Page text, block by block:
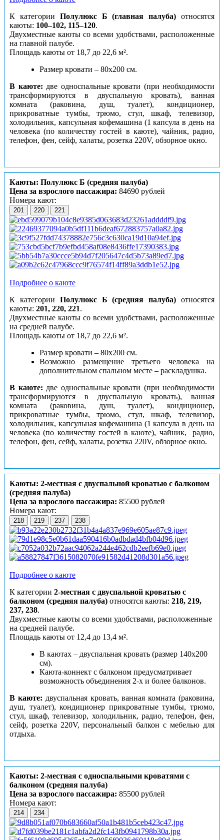
К категории Полулюкс Б (главная палуба)относятся
каюты: 100–102, 115–120.
Двухместные каюты со всеми удобствами, расположенные
на главной палубе.
Площадь каюты от 18,7 до 22,6 м².
Размер кровати – 80х200 см.
В каюте: две односпальные кровати (при необходимости
трансформируются в двуспальную кровать), ванная
комната (раковина, душ, туалет), кондиционер,
прикроватные тумбы, трюмо, стул, шкаф, телевизор,
холодильник, капсульная кофемашина (1 капсула в день на
человека (по количеству гостей в каюте), чайник, радио,
телефон, фен, сейф, халаты, розетка 220V, обзорное окно.
Каюты: Полулюкс Б (средняя палуба)
Цена за взрослого пассажира: 84690 рублей
Номера кают:
201 220 221
Подробнее о каюте
К категории Полулюкс Б (средняя палуба)относятся
каюты: 201, 220, 221.
Двухместные каюты со всеми удобствами, расположенные
на средней палубе.
Площадь каюты от 18,7 до 22,6 м².
Размер кровати – 80х200 см.
Возможно размещение третьего человека на
дополнительном спальном месте – раскладушка.
В каюте: две односпальные кровати (при необходимости
трансформируются в двуспальную кровать), ванная
комната (раковина, душ, туалет), кондиционер,
прикроватные тумбы, трюмо, стул, шкаф, телевизор,
холодильник, капсульная кофемашина (1 капсула в день на
человека (по количеству гостей в каюте), чайник, радио,
телефон, фен, сейф, халаты, розетка 220V, обзорное окно.
Каюты: 2-местная с двуспальной кроватью с балконом
(средняя палуба)
Цена за взрослого пассажира: 85500 рублей
Номера кают:
218 219 237 238
Подробнее о каюте
К категории 2-местная с двуспальной кроватью с
балконом (средняя палуба) относятся каюты: 218, 219,
237, 238.
Двухместные каюты со всеми удобствами, расположенные
на средней палубе.
Площадь каюты от 12,4 до 13,4 м².
В каютах – двуспальная кровать (размер 140х200
см).
Каюта-коннект с балконом предусматривает
возможность объединения 2-х и более балконов.
В каюте: двуспальная кровать, ванная комната (раковина,
душ, туалет), кондиционер прикроватные тумбы, трюмо,
стул, шкаф, телевизор, холодильник, радио, телефон, фен,
сейф, розетка 220V, персональный балкон с мебелью для
отдыха.
Каюты: 2-местная с односпальными кроватями с
балконом (средняя палуба)
Цена за взрослого пассажира: 85500 рублей
Номера кают:
214 234